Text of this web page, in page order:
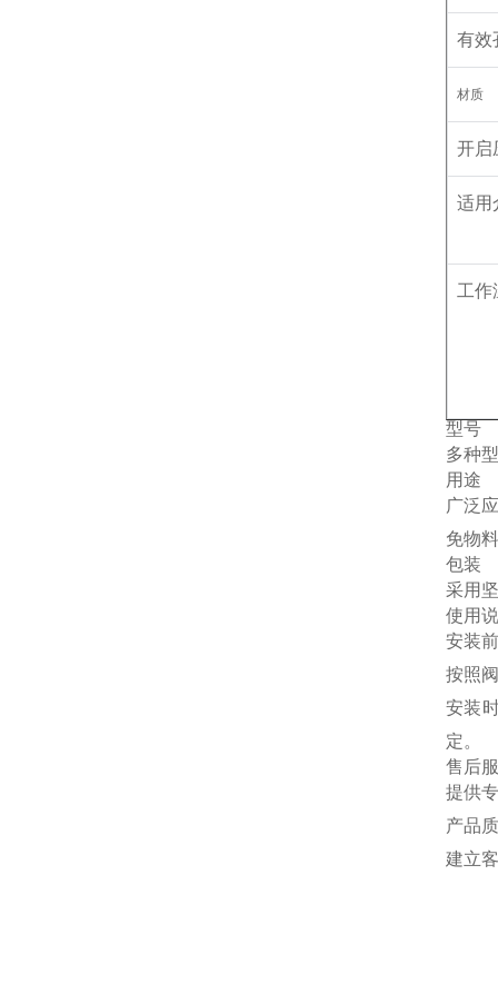
有效
材质
开启
适用
工作
型号
多种
用途
广泛
免物
包装
采用
使用
安装
按照
安装
定。
售后
提供
产品
建立